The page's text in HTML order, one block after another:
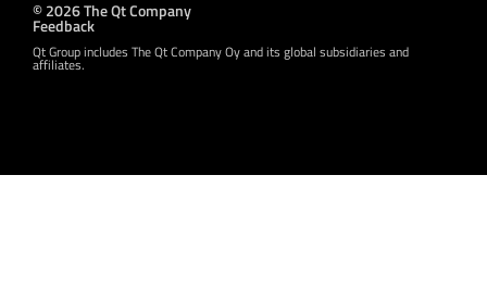
© 2026 The Qt Company
Feedback
Qt Group includes The Qt Company Oy and its global subsidiaries and
affiliates.